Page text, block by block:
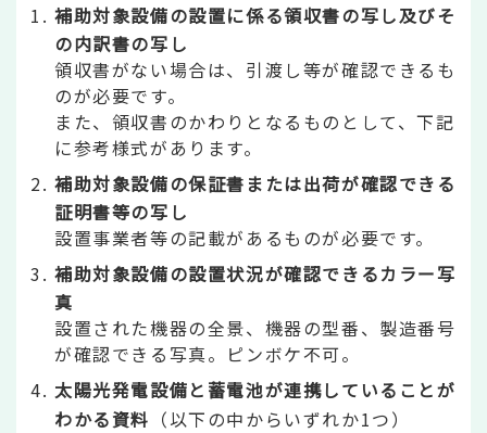
補助対象設備の設置に係る領収書の写し及びそ
の内訳書の写し
領収書がない場合は、引渡し等が確認できるも
のが必要です。
また、領収書のかわりとなるものとして、下記
に参考様式があります。
補助対象設備の保証書または出荷が確認できる
証明書等の写し
設置事業者等の記載があるものが必要です。
補助対象設備の設置状況が確認できるカラー写
真
設置された機器の全景、機器の型番、製造番号
が確認できる写真。ピンボケ不可。
太陽光発電設備と蓄電池が連携していることが
わかる資料 （以下の中からいずれか1つ）